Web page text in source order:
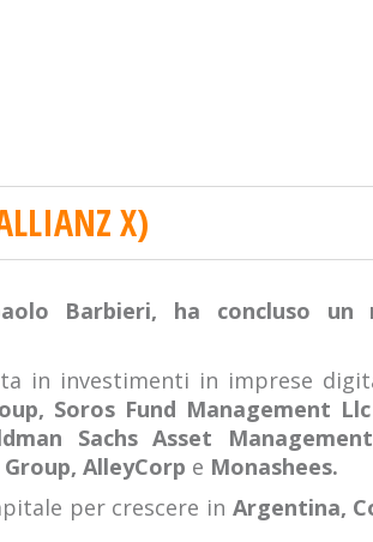
X)
Barbieri,
ha concluso un
in investimenti in imprese
Soros Fund Management
Sachs Asset
AlleyCorp e Monashees.
per crescere in Argentina,